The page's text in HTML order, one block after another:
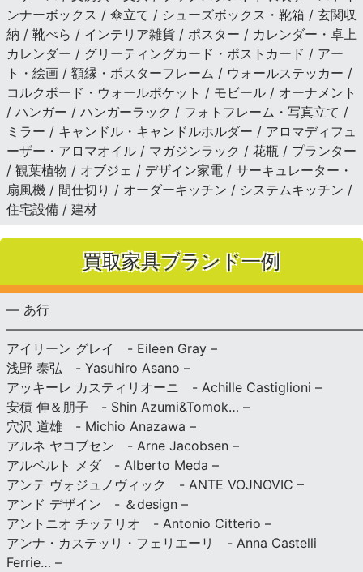
ンナーボックス / 傘立て / シューズボックス・靴箱 / 玄関収
納 / 靴べら / インテリア雑貨 / ポスター / カレンダー・卓上
カレンダー / グリーティングカード・ポストカード / アー
ト・絵画 / 額縁・ポスターフレーム / ウォールステッカー /
コルクボード・ウォールポケット / モビール / オーナメント
/ ハンガー / ハンガーラック / フォトフレーム・写真立て /
ミラー / キャンドル・キャンドルホルダー / アロマディフュ
ーザー・アロマオイル / マガジンラック / 花瓶 / プランター
/ 観葉植物 / オブジェ / デザイン家電 / サーキュレーター・
扇風機 / 間仕切り / オーダーキッチン / システムキッチン /
住宅設備 / 建材
買取家具ブランド一例
— あ行
アイリーン グレイ - Eileen Gray –
浅野 泰弘 - Yasuhiro Asano –
アッキーレ カスティリオーニ - Achille Castiglioni –
安積 伸＆朋子 - Shin Azumi&Tomok… –
穴沢 道雄 - Michio Anazawa –
アルネ ヤコブセン - Arne Jacobsen –
アルベルト メダ - Alberto Meda –
アンテ ヴォジュノヴィック - ANTE VOJNOVIC –
アンド デザイン - ＆design –
アントニオ チッテリオ - Antonio Citterio –
アンナ・カステッリ・フェリエーリ - Anna Castelli
Ferrie… –